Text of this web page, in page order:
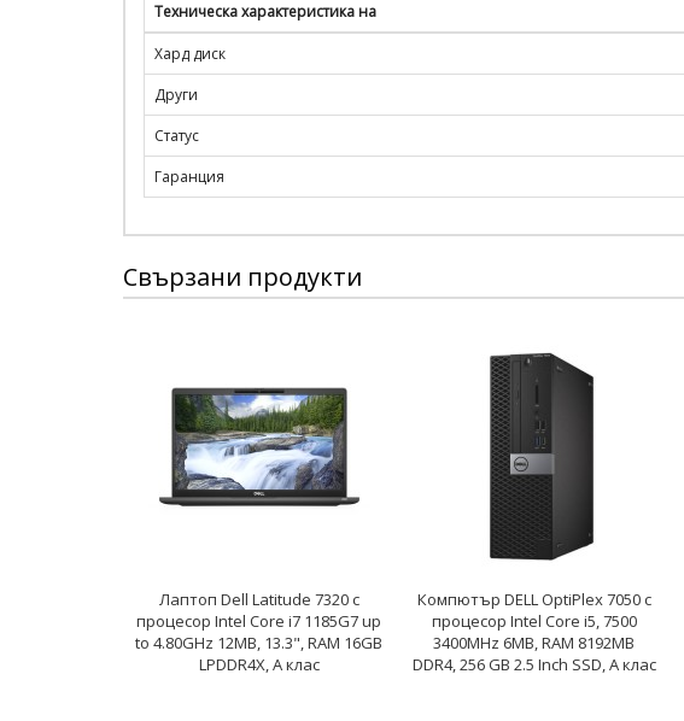
Техническа характеристика на
Хард диск
Други
Статус
Гаранция
Свързани продукти
Лаптоп Dell Latitude 7320 с
процесор Intel Core i7 1185G7 up
to 4.80GHz 12MB, 13.3", RAM 16GB
LPDDR4X, A клас
Компютър DELL OptiPlex 7050 с
процесор Intel Core i5, 7500
3400MHz 6MB, RAM 8192MB
DDR4, 256 GB 2.5 Inch SSD, А клас